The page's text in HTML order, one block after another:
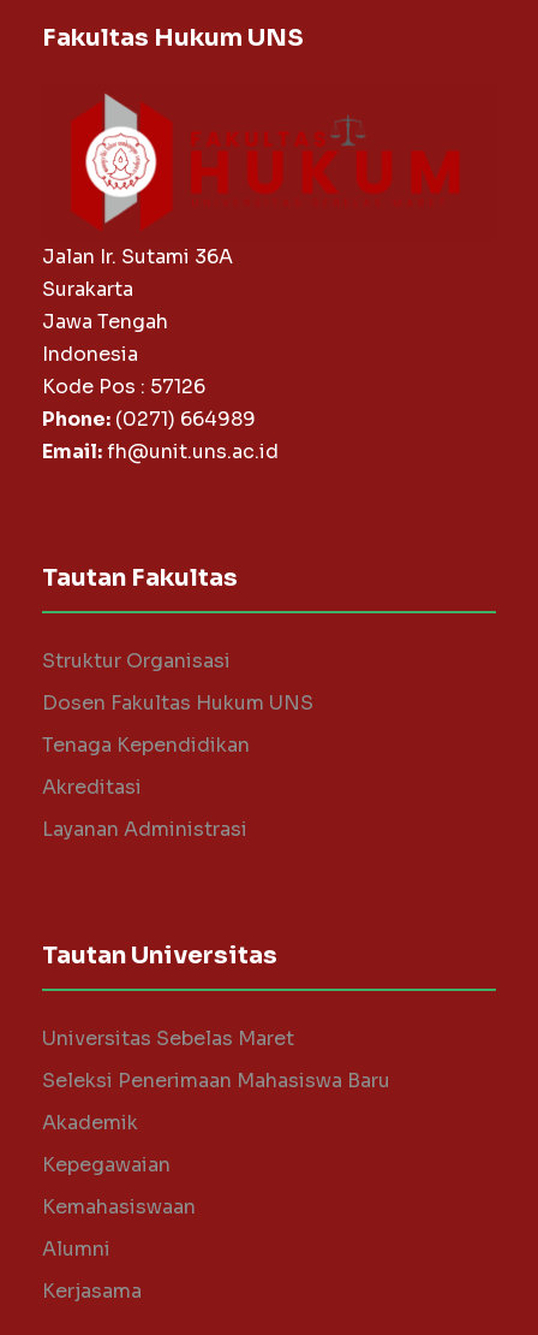
Fakultas Hukum UNS
Jalan Ir. Sutami 36A
Surakarta
Jawa Tengah
Indonesia
Kode Pos : 57126
Phone: (0271) 664989
Email:fh@unit.uns.ac.id
Tautan Fakultas
Struktur Organisasi
Dosen Fakultas Hukum UNS
Tenaga Kependidikan
Akreditasi
Layanan Administrasi
Tautan Universitas
Universitas Sebelas Maret
Seleksi Penerimaan Mahasiswa Baru
Akademik
Kepegawaian
Kemahasiswaan
Alumni
Kerjasama